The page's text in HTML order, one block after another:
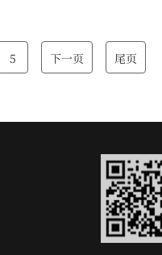
5 下一页 尾页